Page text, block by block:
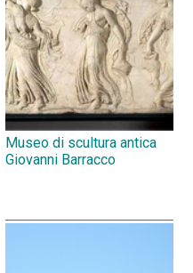
Museo di scultura antica
Giovanni Barracco